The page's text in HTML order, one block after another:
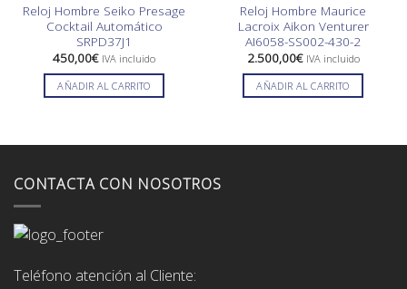
Reloj Hombre Seiko Presage
Cocktail Automático
SRPD37J1
450,00€ IVA incluido
AÑADIR AL CARRITO
Reloj Hombre Maurice
Lacroix Aikon Venturer
AI6058-SS002-430-2
2.500,00€ IVA incluido
AÑADIR AL CARRITO
CONTACTA CON NOSOTROS
Teléfono atención al Cliente: